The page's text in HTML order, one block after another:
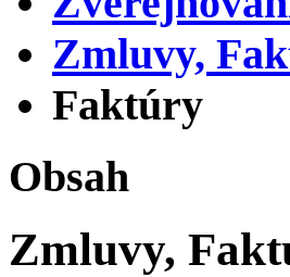
Zmluvy,
Faktúry
Obsah
Zmluvy,